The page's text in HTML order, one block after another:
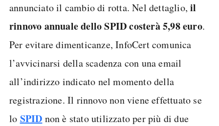
annunciato il cambio di rotta. Nel dettaglio,il
rinnovo annuale dello SPID costerà 5,98 euro.
Per evitare dimenticanze, InfoCert comunica
l’avvicinarsi della scadenza con una email
all’indirizzo indicato nel momento della
registrazione. Il rinnovo non viene effettuato se
lo SPID non è stato utilizzato per più di due